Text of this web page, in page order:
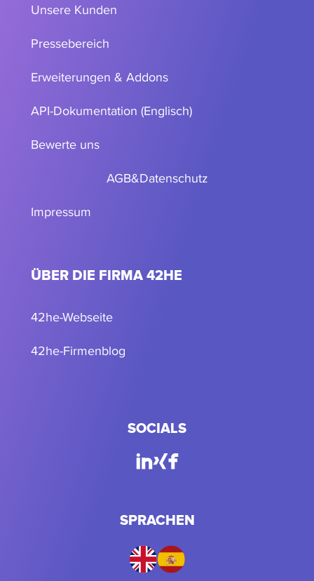
Unsere Kunden
Pressebereich
Erweiterungen & Addons
API-Dokumentation (Englisch)
Bewerte uns
AGB&Datenschutz
Impressum
ÜBER DIE FIRMA 42HE
42he-Webseite
42he-Firmenblog
SOCIALS
SPRACHEN